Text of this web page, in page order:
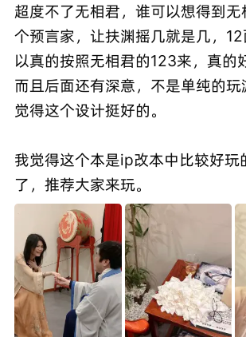
超度不了无相君，谁可以想得到
个预言家，让扶渊摇几就是几，
以真的按照无相君的123来，真的
而且后面还有深意，不是单纯的
觉得这个设计挺好的。
我觉得这个本是ip改本中比较好玩
了，推荐大家来玩。